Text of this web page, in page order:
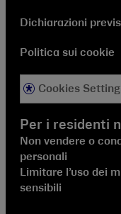
Dichiarazioni
Politica sui cookie
Cookies
Per i residenti
Non vendere o
personali
Limitare l’uso dei
sensibili